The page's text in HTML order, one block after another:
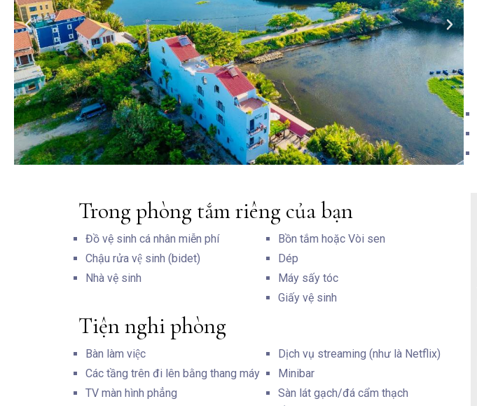
Trong phòng tắm riêng của bạn
Đồ vệ sinh cá nhân miễn phí
Chậu rửa vệ sinh (bidet)
Nhà vệ sinh
Bồn tắm hoặc Vòi sen
Dép
Máy sấy tóc
Giấy vệ sinh
Tiện nghi phòng
Bàn làm việc
Các tầng trên đi lên bằng thang máy
TV màn hình phẳng
Dịch vụ streaming (như là Netflix)
Minibar
Sàn lát gạch/đá cẩm thạch
Other request